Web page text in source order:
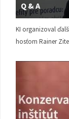
Q & A
KI organizoval
hosťom Rainer